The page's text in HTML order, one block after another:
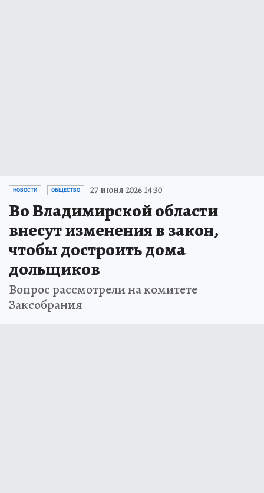
НОВОСТИ ОБЩЕСТВО 27 июня 2026 14:30
Во Владимирской области
внесут изменения в закон,
чтобы достроить дома
дольщиков
Вопрос рассмотрели на комитете
Заксобрания